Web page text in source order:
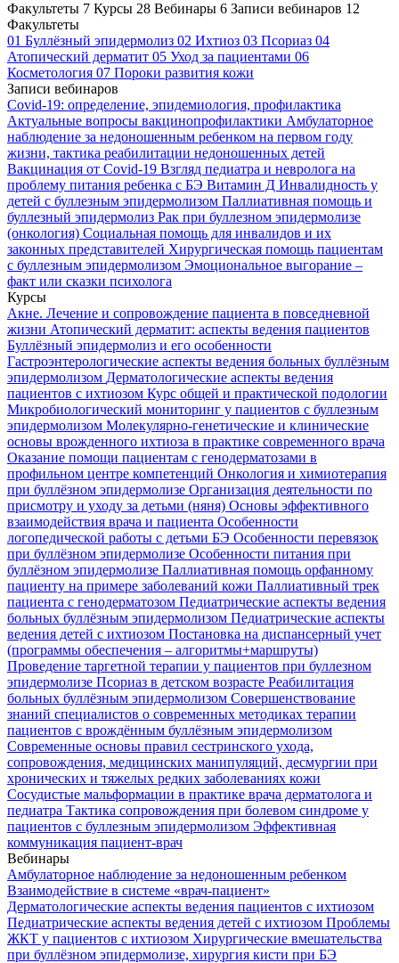
Факультеты 7 Курсы 28 Вебинары 6 Записи вебинаров 12
Факультеты
01 Буллёзный эпидермолиз 02 Ихтиоз 03 Псориаз 04
Атопический дерматит 05 Уход за пациентами 06
Косметология 07 Пороки развития кожи
Записи вебинаров
Covid-19: определение, эпидемиология, профилактика
Актуальные вопросы вакцинопрофилактики Амбулаторное
наблюдение за недоношенным ребенком на первом году
жизни, тактика реабилитации недоношенных детей
Вакцинация от Covid-19 Взгляд педиатра и невролога на
проблему питания ребенка с БЭ Витамин Д Инвалидность у
детей с буллезным эпидермолизом Паллиативная помощь и
буллезный эпидермолиз Рак при буллезном эпидермолизе
(онкология) Социальная помощь для инвалидов и их
законных представителей Хирургическая помощь пациентам
с буллезным эпидермолизом Эмоциональное выгорание –
факт или сказки психолога
Курсы
Акне. Лечение и сопровождение пациента в повседневной
жизни Атопический дерматит: аспекты ведения пациентов
Буллёзный эпидермолиз и его особенности
Гастроэнтерологические аспекты ведения больных буллёзным
эпидермолизом Дерматологические аспекты ведения
пациентов с ихтиозом Курс общей и практической подологии
Микробиологический мониторинг у пациентов с буллезным
эпидермолизом Молекулярно-генетические и клинические
основы врожденного ихтиоза в практике современного врача
Оказание помощи пациентам с генодерматозами в
профильном центре компетенций Онкология и химиотерапия
при буллёзном эпидермолизе Организация деятельности по
присмотру и уходу за детьми (няня) Основы эффективного
взаимодействия врача и пациента Особенности
логопедической работы с детьми БЭ Особенности перевязок
при буллёзном эпидермолизе Особенности питания при
буллёзном эпидермолизе Паллиативная помощь орфанному
пациенту на примере заболеваний кожи Паллиативный трек
пациента с генодерматозом Педиатрические аспекты ведения
больных буллёзным эпидермолизом Педиатрические аспекты
ведения детей с ихтиозом Постановка на диспансерный учет
(программы обеспечения – алгоритмы+маршруты)
Проведение таргетной терапии у пациентов при буллезном
эпидермолизе Псориаз в детском возрасте Реабилитация
больных буллёзным эпидермолизом Совершенствование
знаний специалистов о современных методиках терапии
пациентов с врождённым буллёзным эпидермолизом
Современные основы правил сестринского ухода,
сопровождения, медицинских манипуляций, десмургии при
хронических и тяжелых редких заболеваниях кожи
Сосудистые мальформации в практике врача дерматолога и
педиатра Тактика сопровождения при болевом синдроме у
пациентов с буллезным эпидермолизом Эффективная
коммуникация пациент-врач
Вебинары
Амбулаторное наблюдение за недоношенным ребенком
Взаимодействие в системе «врач-пациент»
Дерматологические аспекты ведения пациентов с ихтиозом
Педиатрические аспекты ведения детей с ихтиозом Проблемы
ЖКТ у пациентов с ихтиозом Хирургические вмешательства
при буллёзном эпидермолизе, хирургия кисти при БЭ